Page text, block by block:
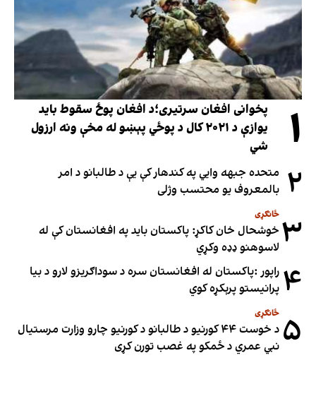
۱
پخوانی افغان سرتیری؛د افغان پوځ سقوط باید
یوازې د ۲۰۲۱ کال د پوځي پېښو له مخې ونه ارزول
شي
۲ متحده جبهه وايي په کندهار کې یې د طالبانو د امر
بالمعروف یو محتسب وژلی
۳ ځانګړی
خوشحال خان کاکړ: پاکستان بايد په افغانستان کې له
لاسوهنو ډډه وکړي
۴ راپور :پاکستان له افغانستان سره د سوداګریزو لارو د بیا
پرانیستو پرېکړه کوي
۵ ځانګړی
د خوست ۴۴ کورنیو د طالبانو د کورنیو چارو وزارت مرستیال
نبي عمري د ځمکو په غصب تورن کړی